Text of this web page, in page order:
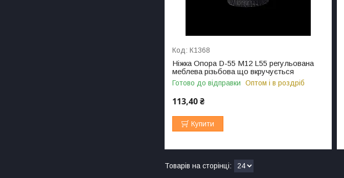
К1368
Ніжка Опора D-55 M12 L55 регульована
меблева різьбова що вкручується
Готово до відправки Оптом і в роздріб
113,40 ₴
Купити